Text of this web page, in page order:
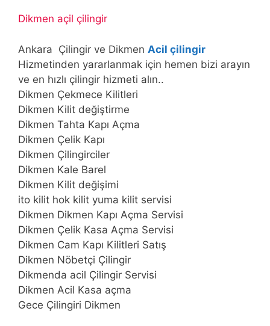
Dikmen açil çilingir
Ankara Çilingir ve Dikmen Acil çilingir
Hizmetinden yararlanmak için hemen bizi arayın
ve en hızlı çilingir hizmeti alın..
Dikmen Çekmece Kilitleri
Dikmen Kilit değiştirme
Dikmen Tahta Kapı Açma
Dikmen Çelik Kapı
Dikmen Çilingirciler
Dikmen Kale Barel
Dikmen Kilit değişimi
ito kilit hok kilit yuma kilit servisi
Dikmen Dikmen Kapı Açma Servisi
Dikmen Çelik Kasa Açma Servisi
Dikmen Cam Kapı Kilitleri Satış
Dikmen Nöbetçi Çilingir
Dikmenda acil Çilingir Servisi
Dikmen Acil Kasa açma
Gece Çilingiri Dikmen